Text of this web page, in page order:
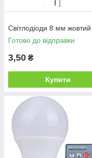
Світлодіоди 8 мм жовтий
Готово до відправки
3,50 ₴
Купити